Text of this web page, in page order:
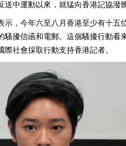
中運動以來，就猛向香港記協潑
，今年六至八月香港至少有十五
擾信函和電郵。這個騷擾行動看
社會採取行動支持香港記者。